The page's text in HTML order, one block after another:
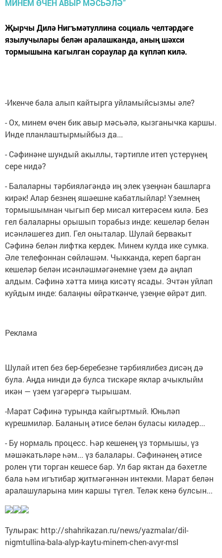
Җырчы Дилә Нигъмәтуллина социаль челтәрдәге
язылучылары белән аралашканда, аның шәхси
тормышына кагылган сораулар да күпләп килә.
-Икенче бала алып кайтырга уйламыйсызмы әле?
- Ох, минем өчен бик авыр мәсьәлә, кызганычка каршы.
Инде планлаштырмыйбыз да...
- Сәфинәне шундый акыллы, тәртипле итеп үстерүнең
сере нидә?
- Балаларны тәрбияләгәндә иң элек үзеңнән башларга
кирәк! Алар безнең яшәешне кабатлыйлар! Үземнең
тормышымнан чыгып бер мисал китерәсем килә. Без
гел балаларны орышып торабыз инде: кешеләр белән
исәнләшегез дип. Гел оныталар. Шулай бервакыт
Сәфинә белән лифтка кердек. Минем кулда ике сумка.
Әле телефоннан сөйләшәм. Чыкканда, кереп барган
кешеләр белән исәнләшмәгәнемне үзем дә аңлап
алдым. Сәфинә хәтта миңа кисәтү ясады. Эчтән уйлап
куйдым инде: балаңны өйрәткәнче, үзеңне өйрәт дип.
Реклама
Шулай итеп без бер-беребезне тәрбиялибез дисәң дә
була. Аңда нинди дә булса тискәре яклар ачыклыйм
икән — үзем үзгәрергә тырышам.
-Марат Сәфинә турында кайгыртмый. Юньләп
күрешмиләр. Баланың әтисе белән буласы киләдер...
- Бу нормаль процесс. Һәр кешенең үз тормышы, үз
мәшәкатьләре һәм... үз балалары. Сәфинәнең әтисе
ролен үти торган кешесе бар. Ул бар яктан да бәхетле
бала һәм игътибар җитмәгәннән интекми. Марат белән
аралашуларына мин каршы түгел. Теләк кенә булсын...
Тулырак: http://shahrikazan.ru/news/yazmalar/dil-
nigmtullina-bala-alyp-kaytu-minem-chen-avyr-msl